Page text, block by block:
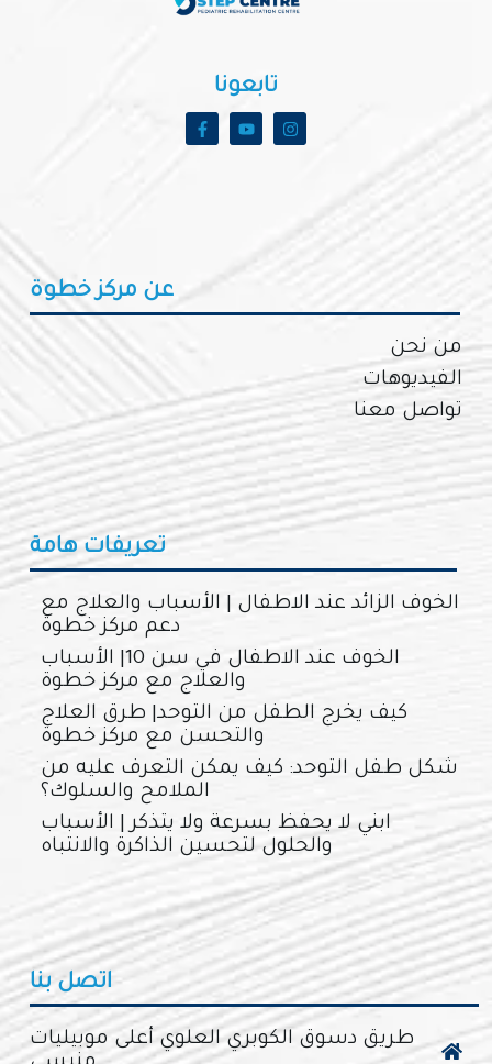
تابعونا
عن مركز خطوة
من نحن
الفيديوهات
تواصل معنا
تعريفات هامة
الخوف الزائد عند الاطفال | الأسباب والعلاج مع
دعم مركز خطوة
الخوف عند الاطفال في سن 10| الأسباب
والعلاج مع مركز خطوة
كيف يخرج الطفل من التوحد| طرق العلاج
والتحسن مع مركز خطوة
شكل طفل التوحد: كيف يمكن التعرف عليه من
الملامح والسلوك؟
ابني لا يحفظ بسرعة ولا يتذكر | الأسباب
والحلول لتحسين الذاكرة والانتباه
اتصل بنا
طريق دسوق الكوبري العلوي أعلى موبيليات